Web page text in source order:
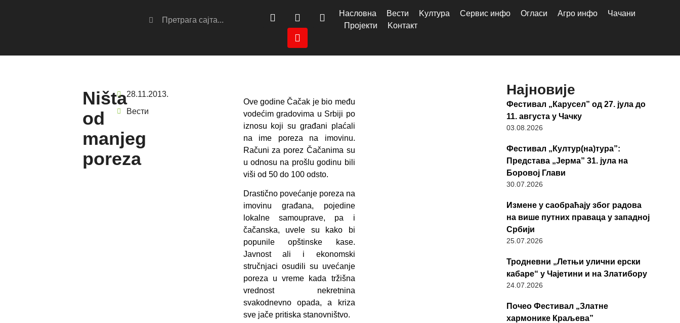
Насловна Вести Kултура Сервис инфо Огласи Агро инфо
Чачани
Пројекти
Kонтакт
Ništa
od
manjeg
poreza
28.11.2013.
Вести
Ove godine Čačak je bio među
vodećim gradovima u Srbiji po
iznosu koji su građani plaćali
na ime poreza na imovinu.
Računi za porez Čačanima su
u odnosu na prošlu godinu bili
viši od 50 do 100 odsto.
Drastično povećanje poreza na
imovinu građana, pojedine
lokalne samouprave, pa i
čačanska, uvele su kako bi
popunile opštinske kase.
Javnost ali i ekonomski
stručnjaci osudili su uvećanje
poreza u vreme kada tržišna
vrednost nekretnina
svakodnevno opada, a kriza
sve jače pritiska stanovništvo.
Најновије
Фестивал „Карусел” од 27. јула до
11. августа у Чачку
03.08.2026
Фестивал „Култур(на)тура”:
Представа „Јерма” 31. јула на
Боровој Глави
30.07.2026
Измене у саобраћају због радова
на више путних праваца у западној
Србији
25.07.2026
Тродневни „Летњи улични ерски
кабаре“ у Чајетини и на Златибору
24.07.2026
Почео Фестивал „Златне
хармонике Краљева”